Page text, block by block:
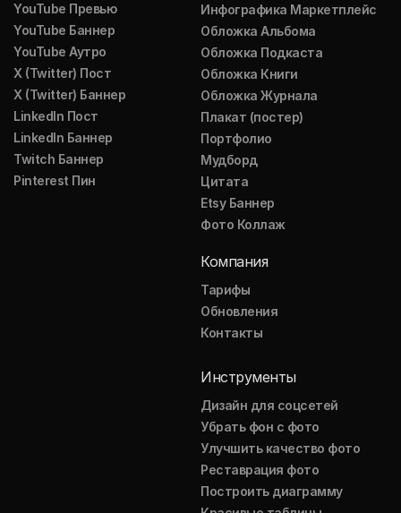
YouTube Превью
YouTube Баннер
YouTube Аутро
X (Twitter) Пост
X (Twitter) Баннер
LinkedIn Пост
LinkedIn Баннер
Twitch Баннер
Pinterest Пин
Инфографика Маркетплейс
Обложка Альбома
Обложка Подкаста
Обложка Книги
Обложка Журнала
Плакат (постер)
Портфолио
Мудборд
Цитата
Etsy Баннер
Фото Коллаж
Компания
Тарифы
Обновления
Контакты
Инструменты
Дизайн для соцсетей
Убрать фон с фото
Улучшить качество фото
Реставрация фото
Построить диаграмму